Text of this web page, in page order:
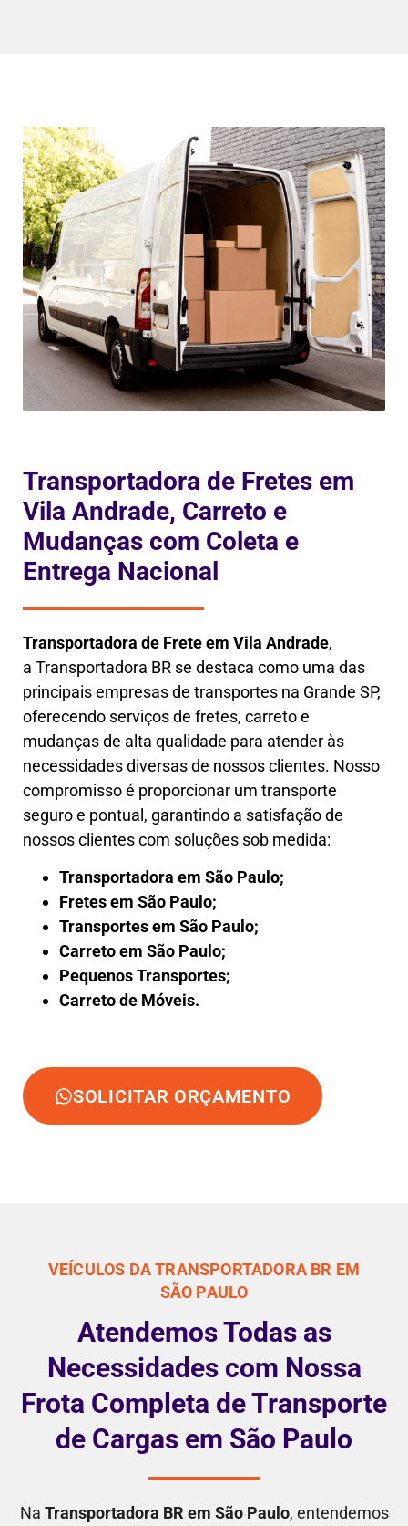
Transportadora de Fretes em
Vila Andrade, Carreto e
Mudanças com Coleta e
Entrega Nacional
Transportadora de Frete em Vila Andrade,
a Transportadora BR se destaca como uma das
principais empresas de transportes na Grande SP,
oferecendo serviços de fretes, carreto e
mudanças de alta qualidade para atender às
necessidades diversas de nossos clientes. Nosso
compromisso é proporcionar um transporte
seguro e pontual, garantindo a satisfação de
nossos clientes com soluções sob medida:
Transportadora em São Paulo;
Fretes em São Paulo;
Transportes em São Paulo;
Carreto em São Paulo;
Pequenos Transportes;
Carreto de Móveis.
SOLICITAR ORÇAMENTO
VEÍCULOS DA TRANSPORTADORA BR EM
SÃO PAULO
Atendemos Todas as
Necessidades com Nossa
Frota Completa de Transporte
de Cargas em São Paulo
Na Transportadora BR em São Paulo, entendemos